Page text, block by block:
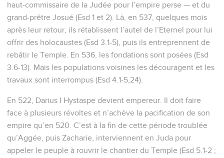
haut-commissaire de la Judée pour l’empire perse — et du
grand-prêtre Josué (Esd 1 et 2). Là, en 537, quelques mois
après leur retour, ils rétablissent l’autel de l’Eternel pour lui
offrir des holocaustes (Esd 3.1-5), puis ils entreprennent de
rebâtir le Temple. En 536, les fondations sont posées (Esd
3.6-13). Mais les populations voisines les découragent et les
travaux sont interrompus (Esd 4.1-5,24).
En 522, Darius I Hystaspe devient empereur. Il doit faire
face à plusieurs révoltes et n’achève la pacification de son
empire qu’en 520. C’est à la fin de cette période troublée
qu’Aggée, puis Zacharie, interviennent en Juda pour
appeler le peuple à rouvrir le chantier du Temple (Esd 5.1-2 ;